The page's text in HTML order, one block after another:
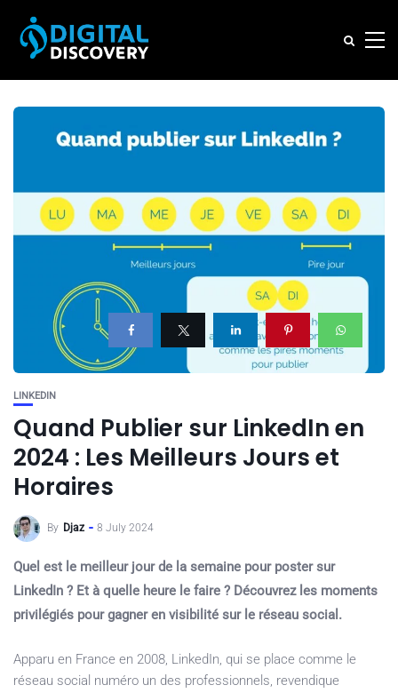
LINKEDIN
Quand Publier sur LinkedIn en
2024 : Les Meilleurs Jours et
Horaires
By Djaz 8 July 2024
Quel est le meilleur jour de la semaine pour poster sur
LinkedIn ? Et à quelle heure le faire ? Découvrez les moments
privilégiés pour gagner en visibilité sur le réseau social.
Apparu en France en 2008, LinkedIn, qui se place comme le
réseau social numéro un des professionnels, revendique